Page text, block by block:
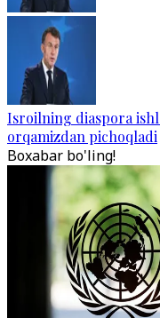
Isroilning diaspora
orqamizdan pichoqladi
Boxabar bo'ling!